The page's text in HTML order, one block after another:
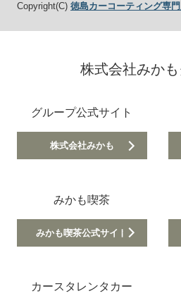
Copyright(C) 徳島カーコーティング専
株式会社みか
グループ公式サイト
株式会社みかも
みかも喫茶
みかも喫茶公式サイト
カースタレンタカー